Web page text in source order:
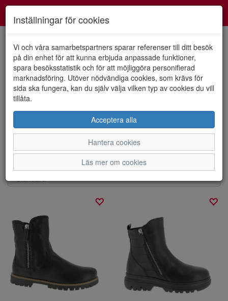
Visa filter
Charlotte/Andrea Conti
Charlotte of Sweden är ett svenskt varumärke som erbjuder
fotriktiga skor och sandaler som är designade för att ge dina...
Visa mer
Inställningar för cookies
Vi och våra samarbetspartners sparar referenser till ditt besök
på din enhet för att kunna erbjuda anpassade funktioner,
spara besöksstatistik och för att möjliggöra personifierad
marknadsföring. Utöver nödvändiga cookies, som krävs för
sida ska fungera, kan du själv välja vilken typ av cookies du vill
tillåta.
Acceptera alla
Hantera cookies
Läs mer om cookies